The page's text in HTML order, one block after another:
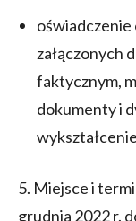
załączonych
faktycznym,
dokumenty i
5. Miejsce i
grudnia 2022 r.